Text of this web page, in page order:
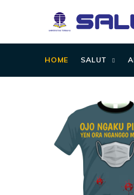
HOME SALUT